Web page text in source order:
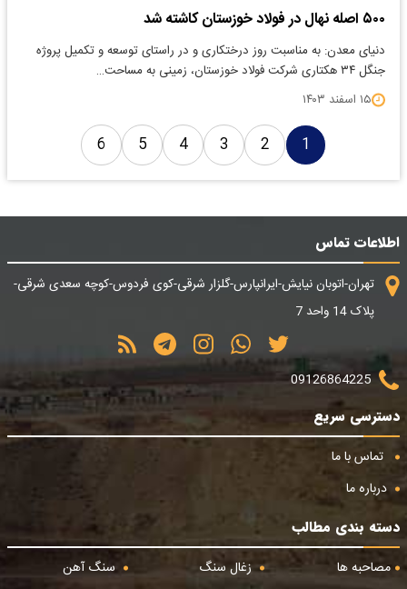
۵۰۰ اصله نهال در فولاد خوزستان کاشته شد
دنیای معدن: به مناسبت روز درختکاری و در راستای توسعه و تکمیل پروژه
جنگل ۳۴ هکتاری شرکت فولاد خوزستان، زمینی به مساحت…
۱۵ اسفند ۱۴۰۳
1
2
3
4
5
6
اطلاعات تماس
تهران-اتوبان نیایش-ایرانپارس-گلزار شرقی-کوی فردوس-کوچه سعدی شرقی-
پلاک 14 واحد 7
09126864225
دسترسی سریع
تماس با ما
درباره ما
دسته بندی مطالب
مصاحبه ها
زغال سنگ سنگ آهن